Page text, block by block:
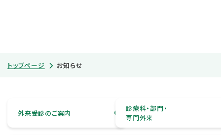
トップページ お知らせ
外来受診のご案内
診療科・部門・
専門外来